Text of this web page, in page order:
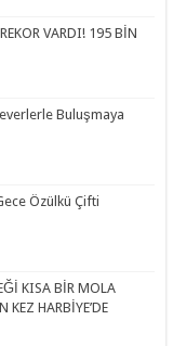
VARDI! 195 BİN
Buluşmaya
Özülkü Çifti
KISA BİR MOLA
KEZ HARBİYE’DE